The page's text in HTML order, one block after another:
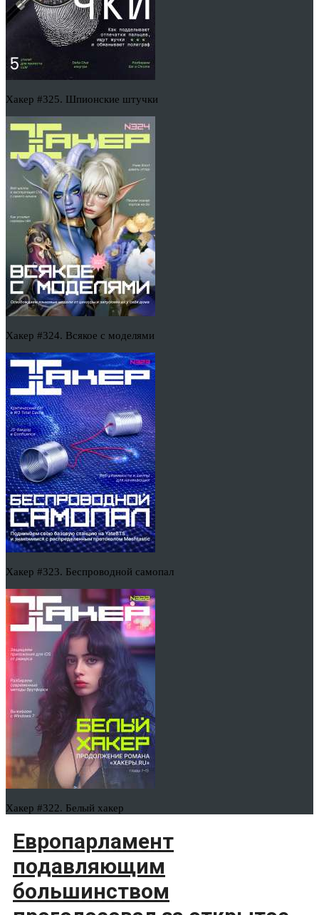
Хакер #325. Шпионские штучки
Хакер #324. Всякое с моделями
Хакер #323. Беспроводной самопал
Хакер #322. Белый хакер
Европарламент
подавляющим
большинством